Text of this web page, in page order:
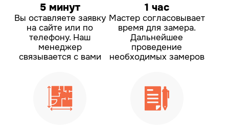
5 минут
Вы оставляете заявку
на сайте или по
телефону. Наш
менеджер
связывается с вами
1 час
Мастер согласовывает
время для замера.
Дальнейшее
проведение
необходимых замеров